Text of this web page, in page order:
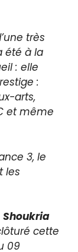
très
été à la
: elle
:
arts,
et même
3, le
les
Shoukria
cette
09